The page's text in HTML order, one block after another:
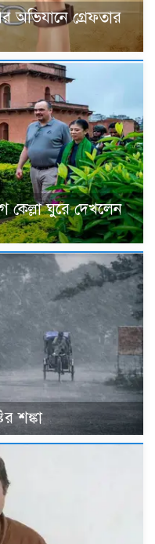
অভিযানে গ্রেফতার
কেল্লা ঘুরে দেখলেন
শঙ্কা